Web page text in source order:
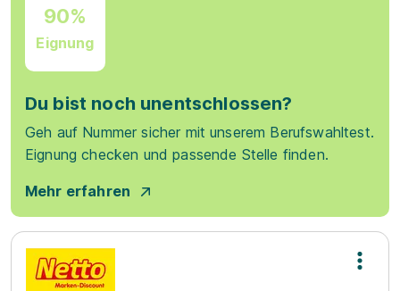
90%
Eignung
Du bist noch unentschlossen?
Geh auf Nummer sicher mit unserem Berufswahltest.
Eignung checken und passende Stelle finden.
Mehr erfahren